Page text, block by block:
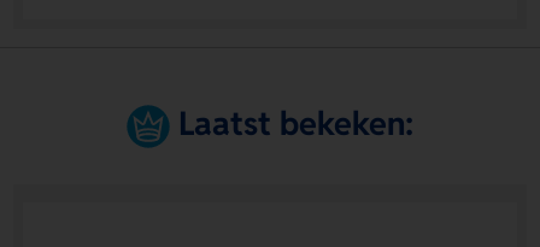
Laatst bekeken: